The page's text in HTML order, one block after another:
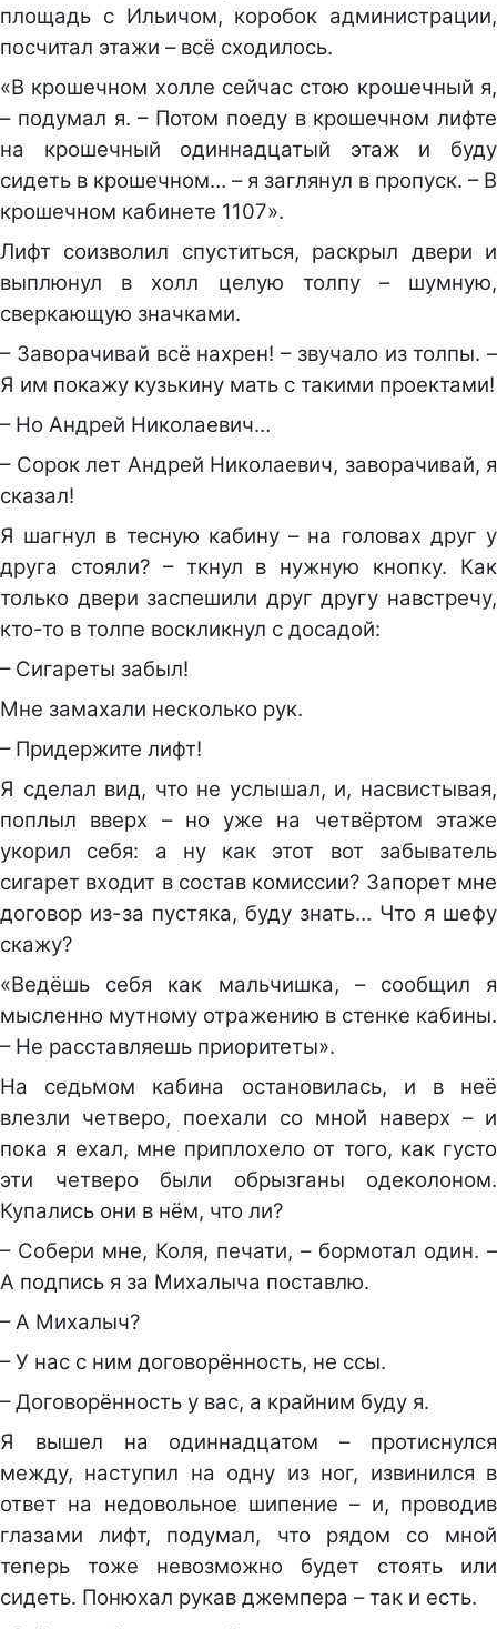
площадь с Ильичом, коробок администрации,
посчитал этажи – всё сходилось.
«В крошечном холле сейчас стою крошечный я,
– подумал я. – Потом поеду в крошечном лифте
на крошечный одиннадцатый этаж и буду
сидеть в крошечном… – я заглянул в пропуск. – В
крошечном кабинете 1107».
Лифт соизволил спуститься, раскрыл двери и
выплюнул в холл целую толпу – шумную,
сверкающую значками.
– Заворачивай всё нахрен! – звучало из толпы. –
Я им покажу кузькину мать с такими проектами!
– Но Андрей Николаевич…
– Сорок лет Андрей Николаевич, заворачивай, я
сказал!
Я шагнул в тесную кабину – на головах друг у
друга стояли? – ткнул в нужную кнопку. Как
только двери заспешили друг другу навстречу,
кто-то в толпе воскликнул с досадой:
– Сигареты забыл!
Мне замахали несколько рук.
– Придержите лифт!
Я сделал вид, что не услышал, и, насвистывая,
поплыл вверх – но уже на четвёртом этаже
укорил себя: а ну как этот вот забыватель
сигарет входит в состав комиссии? Запорет мне
договор из-за пустяка, буду знать… Что я шефу
скажу?
«Ведёшь себя как мальчишка, – сообщил я
мысленно мутному отражению в стенке кабины.
– Не расставляешь приоритеты».
На седьмом кабина остановилась, и в неё
влезли четверо, поехали со мной наверх – и
пока я ехал, мне приплохело от того, как густо
эти четверо были обрызганы одеколоном.
Купались они в нём, что ли?
– Собери мне, Коля, печати, – бормотал один. –
А подпись я за Михалыча поставлю.
– А Михалыч?
– У нас с ним договорённость, не ссы.
– Договорённость у вас, а крайним буду я.
Я вышел на одиннадцатом – протиснулся
между, наступил на одну из ног, извинился в
ответ на недовольное шипение – и, проводив
глазами лифт, подумал, что рядом со мной
теперь тоже невозможно будет стоять или
сидеть. Понюхал рукав джемпера – так и есть.